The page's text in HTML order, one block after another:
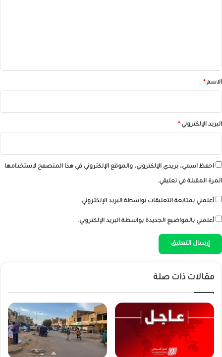
*الاسم *
البريد الإلكتروني *
احفظ اسمي، بريدي الإلكتروني، والموقع الإلكتروني في هذا المتصفح لاستخدامها
المرة المقبلة في تعليقي.
أعلمني بمتابعة التعليقات بواسطة البريد الإلكتروني.
أعلمني بالمواضيع الجديدة بواسطة البريد الإلكتروني.
مقالات ذات صلة